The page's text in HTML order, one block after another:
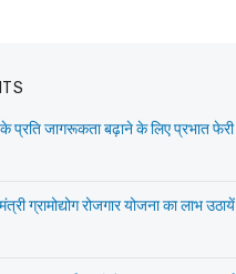
प्रति जागरूकता बढ़ाने के लिए प्रभात फेरी
ग्रामोद्योग रोजगार योजना का लाभ उठायें